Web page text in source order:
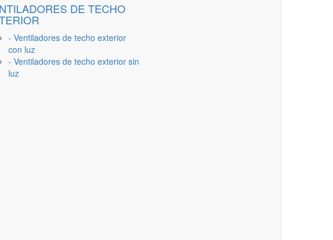
DE TECHO
- Ventiladores de techo exterior
con luz
- Ventiladores de techo exterior sin
luz